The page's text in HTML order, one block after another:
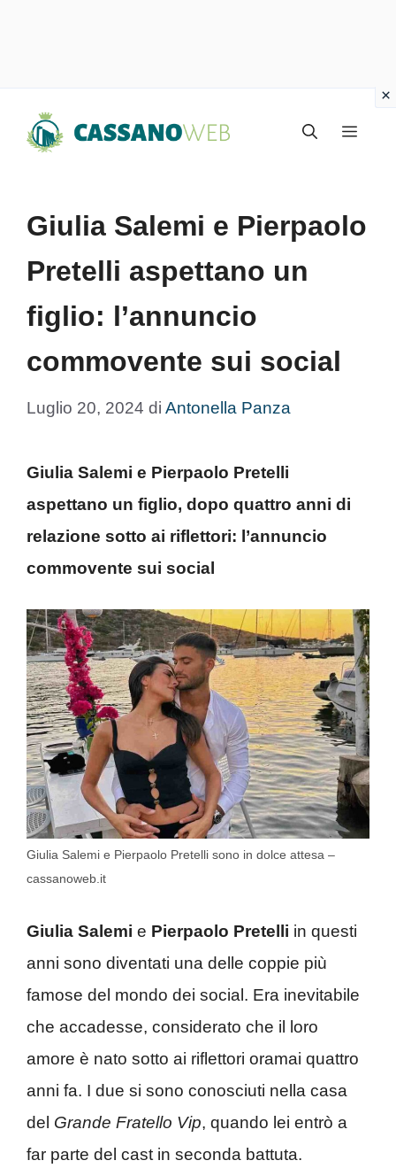
Menu
Giulia Salemi e Pierpaolo
Pretelli aspettano un
figlio: l’annuncio
commovente sui social
Luglio 20, 2024 di Antonella Panza
Giulia Salemi e Pierpaolo Pretelli
aspettano un figlio, dopo quattro anni di
relazione sotto ai riflettori: l’annuncio
commovente sui social
Giulia Salemi e Pierpaolo Pretelli sono in dolce attesa –
cassanoweb.it
Giulia Salemi e Pierpaolo Pretelli in questi
anni sono diventati una delle coppie più
famose del mondo dei social. Era inevitabile
che accadesse, considerato che il loro
amore è nato sotto ai riflettori oramai quattro
anni fa. I due si sono conosciuti nella casa
del Grande Fratello Vip, quando lei entrò a
far parte del cast in seconda battuta.